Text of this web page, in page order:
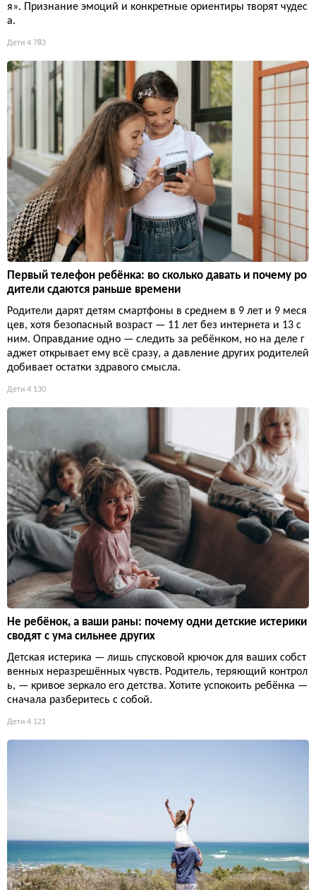
я». Признание эмоций и конкретные ориентиры творят чудес
а.
Дети 4 783
Первый телефон ребёнка: во сколько давать и почему ро
дители сдаются раньше времени
Родители дарят детям смартфоны в среднем в 9 лет и 9 меся
цев, хотя безопасный возраст — 11 лет без интернета и 13 с
ним. Оправдание одно — следить за ребёнком, но на деле г
аджет открывает ему всё сразу, а давление других родителей
добивает остатки здравого смысла.
Дети 4 130
Не ребёнок, а ваши раны: почему одни детские истерики
сводят с ума сильнее других
Детская истерика — лишь спусковой крючок для ваших собст
венных неразрешённых чувств. Родитель, теряющий контрол
ь, — кривое зеркало его детства. Хотите успокоить ребёнка —
сначала разберитесь с собой.
Дети 4 121